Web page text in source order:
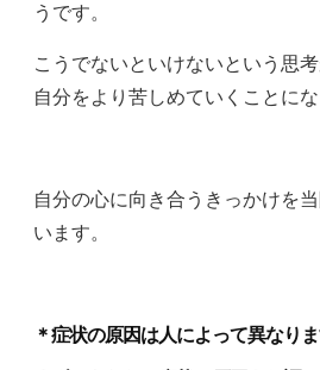
うです。
こうでないといけないという思
自分をより苦しめていくことにな
自分の心に向き合うきっかけを
います。
＊症状の原因は人によって異なりま